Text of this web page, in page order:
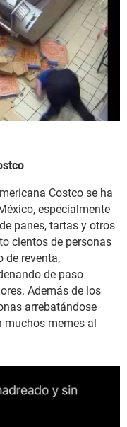
Costco se ha
especialmente
panes, tartas y otros
cientos de personas
de reventa,
de paso
Además de los
arrebatándose
memes al